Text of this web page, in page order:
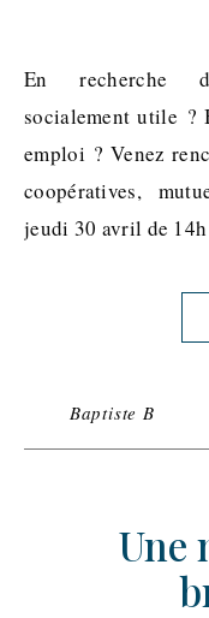
En recherche d'une activité professionnelle
socialement utile ?
emploi ? Venez
coopératives,
jeudi 30 avril de 14h
Baptiste B
Une